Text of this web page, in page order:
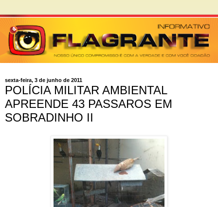
sexta-feira, 3 de junho de 2011
POLÍCIA MILITAR AMBIENTAL
APREENDE 43 PASSAROS EM
SOBRADINHO II